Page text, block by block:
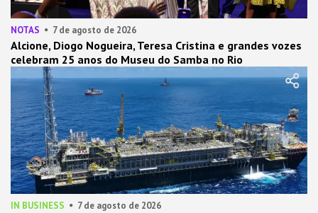
NOTAS 7 de agosto de 2026
Alcione, Diogo Nogueira, Teresa Cristina e grandes vozes
celebram 25 anos do Museu do Samba no Rio
IN BUSINESS 7 de agosto de 2026